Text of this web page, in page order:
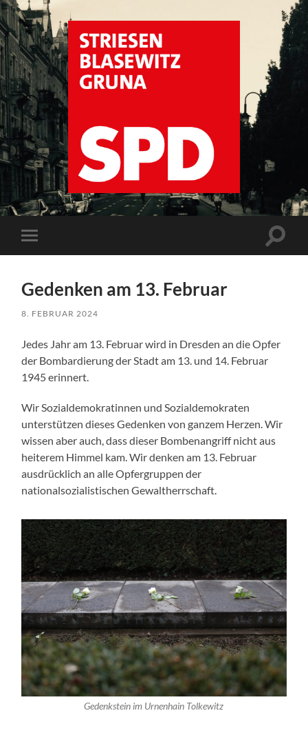
SPD
Dresden
Striesen
Mobile-
Menü
Gedenken am 13. Februar
8. FEBRUAR 2024
Jedes Jahr am 13. Februar wird in Dresden an die Opfer
der Bombardierung der Stadt am 13. und 14. Februar
1945 erinnert.
Wir Sozialdemokratinnen und Sozialdemokraten
unterstützen dieses Gedenken von ganzem Herzen. Wir
wissen aber auch, dass dieser Bombenangriff nicht aus
heiterem Himmel kam. Wir denken am 13. Februar
ausdrücklich an alle Opfergruppen der
nationalsozialistischen Gewaltherrschaft.
Gedenkstein im Urnenhain Tolkewitz